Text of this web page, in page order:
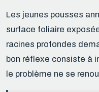
Les jeunes pousses
surface foliaire
racines profondes
bon réflexe consiste à
le problème ne se